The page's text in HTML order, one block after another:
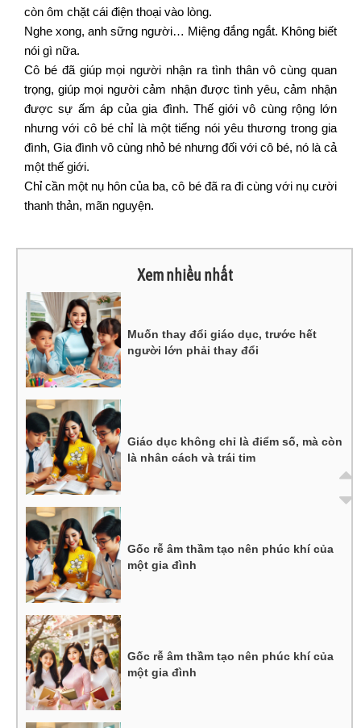
còn ôm chặt cái điện thoại vào lòng.
Nghe xong, anh sững người… Miệng đắng ngắt. Không biết
nói gì nữa.
Cô bé đã giúp mọi người nhận ra tình thân vô cùng quan
trọng, giúp mọi người cảm nhận được tình yêu, cảm nhận
được sự ấm áp của gia đình. Thế giới vô cùng rộng lớn
nhưng với cô bé chỉ là một tiếng nói yêu thương trong gia
đình, Gia đình vô cùng nhỏ bé nhưng đối với cô bé, nó là cả
một thế giới.
Chỉ cần một nụ hôn của ba, cô bé đã ra đi cùng với nụ cười
thanh thản, mãn nguyện.
Xem nhiều nhất
Muốn thay đổi giáo dục, trước hết
người lớn phải thay đổi
Giáo dục không chỉ là điểm số, mà còn
là nhân cách và trái tim
Gốc rễ âm thầm tạo nên phúc khí của
một gia đình
Gốc rễ âm thầm tạo nên phúc khí của
một gia đình